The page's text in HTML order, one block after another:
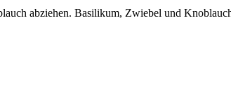
abziehen. Basilikum, Zwiebel und